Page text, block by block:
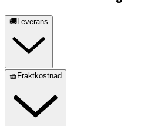
🚚Leverans
🧺Fraktkostnad